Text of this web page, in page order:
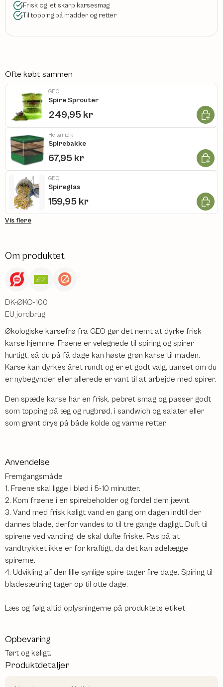
Frisk og let skarp karsesmag
Til topping på madder og retter
Ofte købt sammen
GEO
Spire Sprouter
249,95 kr Læg i
Helsam.dk
Spirebakke
67,95 kr Læg i
GEO
Spireglas
159,95 kr Læg i
Vis flere
Om produktet
DK-ØKO-100
EU jordbrug
Økologiske karsefrø fra GEO gør det nemt at dyrke frisk
karse hjemme. Frøene er velegnede til spiring og spirer
hurtigt, så du på få dage kan høste grøn karse til maden.
Karse kan dyrkes året rundt og er et godt valg, uanset om du
er nybegynder eller allerede er vant til at arbejde med spirer.
Den spæde karse har en frisk, pebret smag og passer godt
som topping på æg og rugbrød, i sandwich og salater eller
som grønt drys på både kolde og varme retter.
Anvendelse
Fremgangsmåde
1. Frøene skal ligge i blød i 5-10 minutter.
2. Kom frøene i en spirebeholder og fordel dem jævnt.
3. Vand med frisk køligt vand en gang om dagen indtil der
dannes blade, derfor vandes to til tre gange dagligt. Duft til
spirene ved vanding, de skal dufte friske. Pas på at
vandtrykket ikke er for kraftigt, da det kan ødelægge
spirerne.
4. Udvikling af den lille synlige spire tager fire dage. Spiring til
bladesætning tager op til otte dage.
Læs og følg altid oplysningerne på produktets etiket
Opbevaring
Tørt og køligt.
Produktdetaljer